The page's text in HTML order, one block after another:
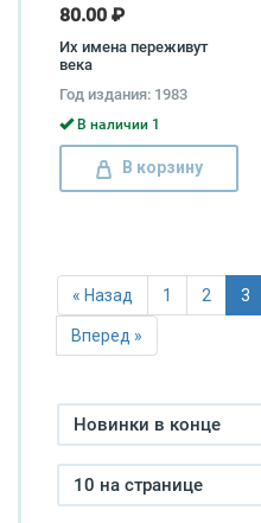
80.00 ₽
Их имена переживут
века
Год издания: 1983
В наличии 1
В корзину
« Назад 1 2 3
Вперед »
Новинки в конце
10 на странице